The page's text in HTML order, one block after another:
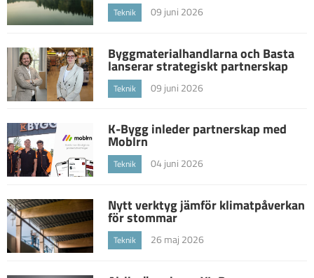
Teknik 09 juni 2026
Byggmaterialhandlarna och Basta
lanserar strategiskt partnerskap
Teknik 09 juni 2026
K-Bygg inleder partnerskap med
Moblrn
Teknik 04 juni 2026
Nytt verktyg jämför klimatpåverkan
för stommar
Teknik 26 maj 2026